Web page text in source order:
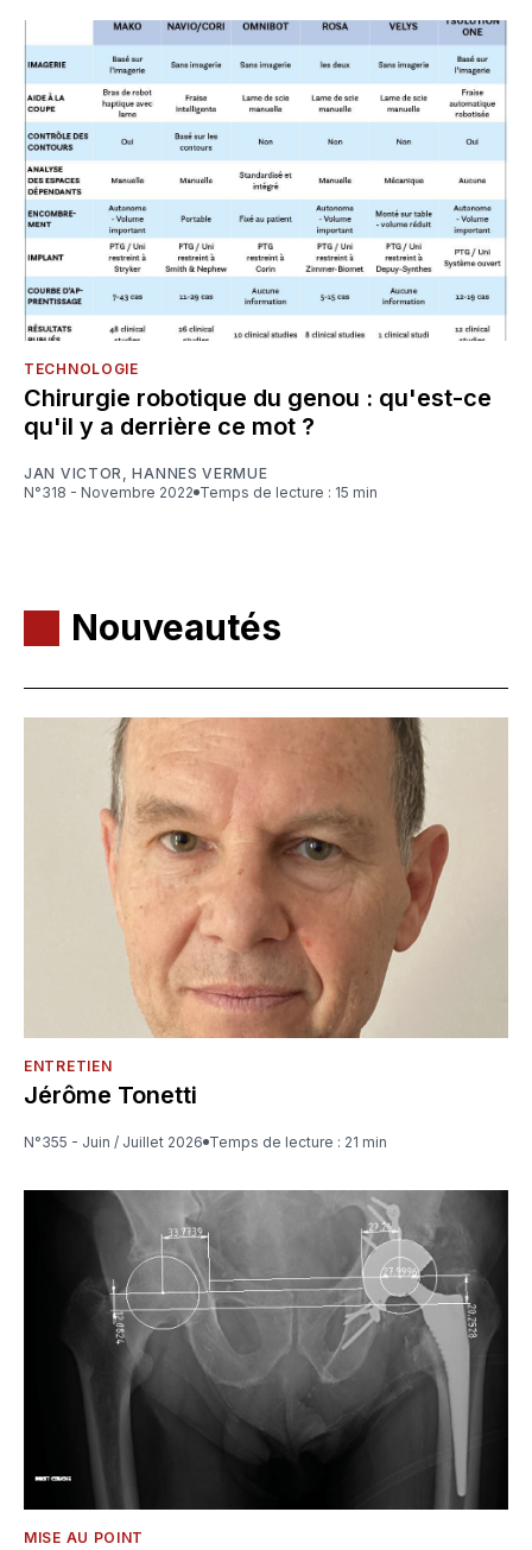
TECHNOLOGIE
Chirurgie robotique du genou : qu'est-ce
qu'il y a derrière ce mot ?
JAN VICTOR ,HANNES VERMUE
N°318 - Novembre 2022
Temps de lecture : 15 min
Nouveautés
ENTRETIEN
Jérôme Tonetti
N°355 - Juin / Juillet 2026 Temps de lecture : 21 min
MISE AU POINT